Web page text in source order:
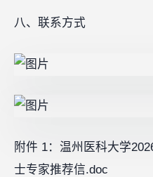
八、联系方式
附件 1：温州医科大学
士专家推荐信.doc